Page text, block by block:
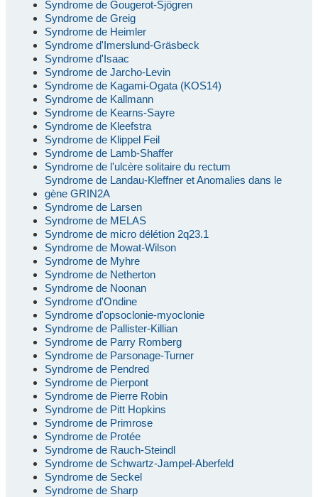
Syndrome de Gougerot-Sjögren
Syndrome de Greig
Syndrome de Heimler
Syndrome d'Imerslund-Gräsbeck
Syndrome d'Isaac
Syndrome de Jarcho-Levin
Syndrome de Kagami-Ogata (KOS14)
Syndrome de Kallmann
Syndrome de Kearns-Sayre
Syndrome de Kleefstra
Syndrome de Klippel Feil
Syndrome de Lamb-Shaffer
Syndrome de l'ulcère solitaire du rectum
Syndrome de Landau-Kleffner et Anomalies dans le
gène GRIN2A
Syndrome de Larsen
Syndrome de MELAS
Syndrome de micro délétion 2q23.1
Syndrome de Mowat-Wilson
Syndrome de Myhre
Syndrome de Netherton
Syndrome de Noonan
Syndrome d'Ondine
Syndrome d'opsoclonie-myoclonie
Syndrome de Pallister-Killian
Syndrome de Parry Romberg
Syndrome de Parsonage-Turner
Syndrome de Pendred
Syndrome de Pierpont
Syndrome de Pierre Robin
Syndrome de Pitt Hopkins
Syndrome de Primrose
Syndrome de Protée
Syndrome de Rauch-Steindl
Syndrome de Schwartz-Jampel-Aberfeld
Syndrome de Seckel
Syndrome de Sharp